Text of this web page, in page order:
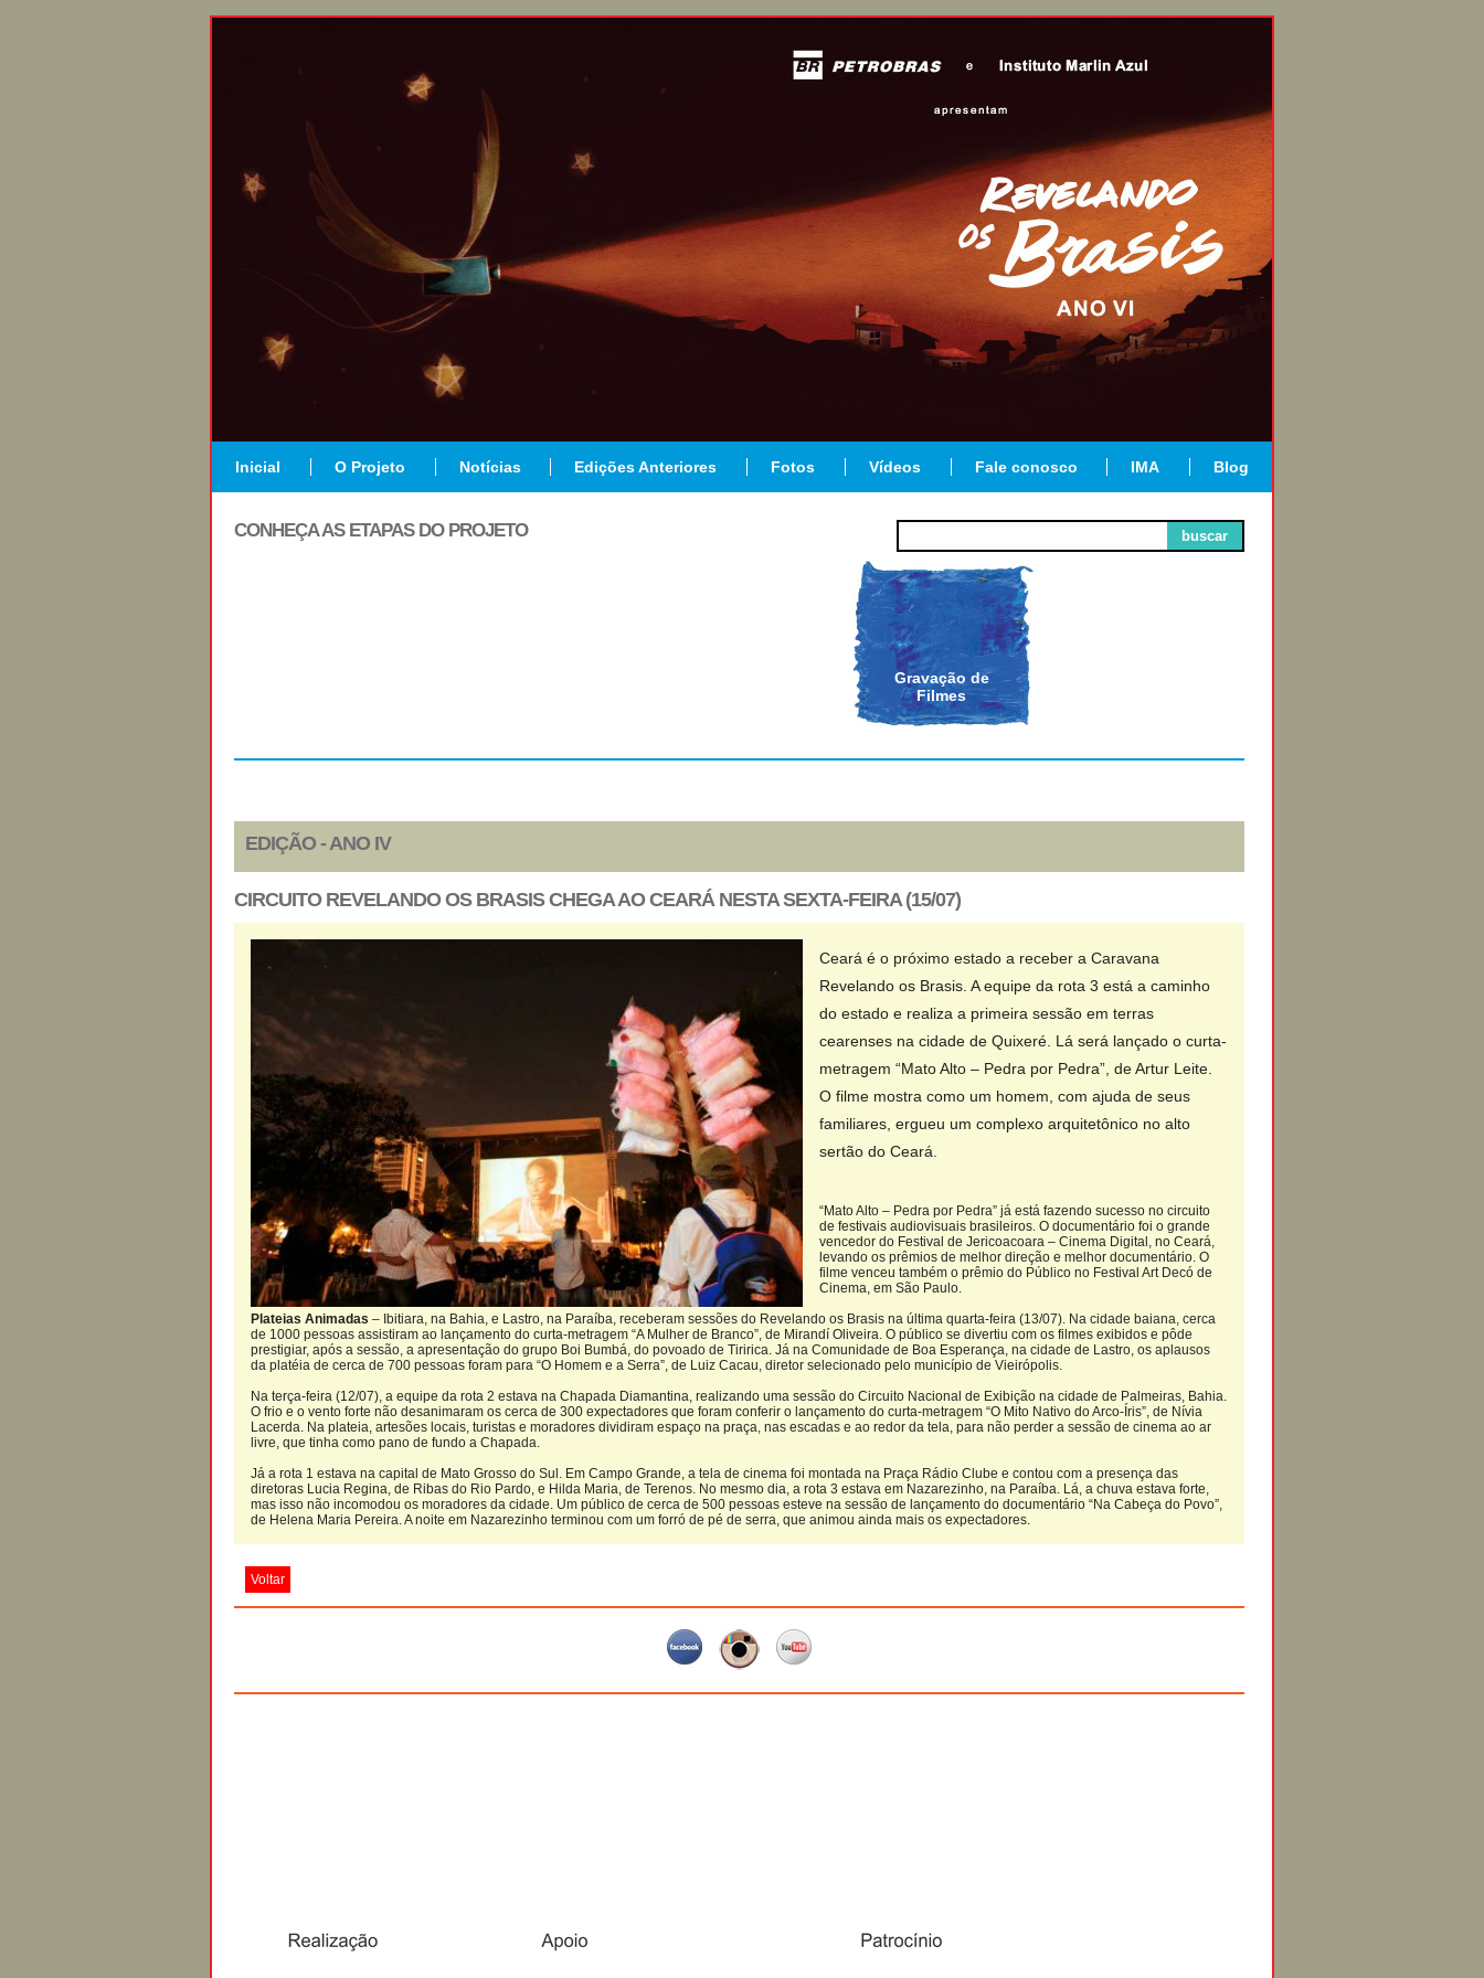
Inicial O Projeto Notícias Edições Anteriores Fotos Vídeos Fale conosco IMA Blog
buscar
CONHEÇA AS ETAPAS DO PROJETO
Gravação de
Filmes
EDIÇÃO - ANO IV
CIRCUITO REVELANDO OS BRASIS CHEGA AO CEARÁ NESTA SEXTA-FEIRA (15/07)
Ceará é o próximo estado a receber a Caravana
Revelando os Brasis. A equipe da rota 3 está a caminho
do estado e realiza a primeira sessão em terras
cearenses na cidade de Quixeré. Lá será lançado o curta-
metragem “Mato Alto – Pedra por Pedra”, de Artur Leite.
O filme mostra como um homem, com ajuda de seus
familiares, ergueu um complexo arquitetônico no alto
sertão do Ceará.
“Mato Alto – Pedra por Pedra” já está fazendo sucesso no circuito
de festivais audiovisuais brasileiros. O documentário foi o grande
vencedor do Festival de Jericoacoara – Cinema Digital, no Ceará,
levando os prêmios de melhor direção e melhor documentário. O
filme venceu também o prêmio do Público no Festival Art Decó de
Cinema, em São Paulo.
Plateias Animadas – Ibitiara, na Bahia, e Lastro, na Paraíba, receberam sessões do Revelando os Brasis na última quarta-feira (13/07). Na cidade baiana, cerca
de 1000 pessoas assistiram ao lançamento do curta-metragem “A Mulher de Branco”, de Mirandí Oliveira. O público se divertiu com os filmes exibidos e pôde
prestigiar, após a sessão, a apresentação do grupo Boi Bumbá, do povoado de Tiririca. Já na Comunidade de Boa Esperança, na cidade de Lastro, os aplausos
da platéia de cerca de 700 pessoas foram para “O Homem e a Serra”, de Luiz Cacau, diretor selecionado pelo município de Vieirópolis.
Na terça-feira (12/07), a equipe da rota 2 estava na Chapada Diamantina, realizando uma sessão do Circuito Nacional de Exibição na cidade de Palmeiras, Bahia.
O frio e o vento forte não desanimaram os cerca de 300 expectadores que foram conferir o lançamento do curta-metragem “O Mito Nativo do Arco-Íris”, de Nívia
Lacerda. Na plateia, artesões locais, turistas e moradores dividiram espaço na praça, nas escadas e ao redor da tela, para não perder a sessão de cinema ao ar
livre, que tinha como pano de fundo a Chapada.
Já a rota 1 estava na capital de Mato Grosso do Sul. Em Campo Grande, a tela de cinema foi montada na Praça Rádio Clube e contou com a presença das
diretoras Lucia Regina, de Ribas do Rio Pardo, e Hilda Maria, de Terenos. No mesmo dia, a rota 3 estava em Nazarezinho, na Paraíba. Lá, a chuva estava forte,
mas isso não incomodou os moradores da cidade. Um público de cerca de 500 pessoas esteve na sessão de lançamento do documentário “Na Cabeça do Povo”,
de Helena Maria Pereira. A noite em Nazarezinho terminou com um forró de pé de serra, que animou ainda mais os expectadores.
Voltar